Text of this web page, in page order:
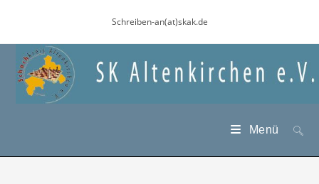
springen
Schreiben-an(at)skak.de
Menü